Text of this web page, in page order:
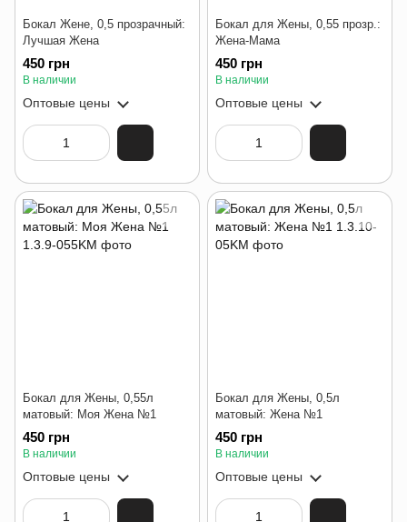
Бокал Жене, 0,5 прозрачный:
Лучшая Жена
450 грн
В наличии
Оптовые цены
Бокал для Жены, 0,55 прозр.:
Жена-Мама
450 грн
В наличии
Оптовые цены
Бокал для Жены, 0,55л
матовый: Моя Жена №1
450 грн
В наличии
Оптовые цены
Бокал для Жены, 0,5л
матовый: Жена №1
450 грн
В наличии
Оптовые цены